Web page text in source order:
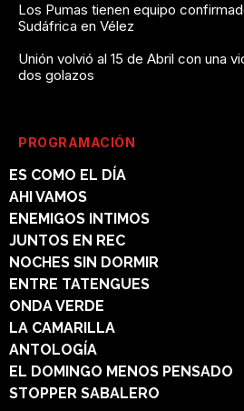
Los Pumas tienen equipo
Sudáfrica en Vélez
Unión volvió al 15 de Abril con una
dos golazos
PROGRAMACIÓN
ES COMO EL DÍA
AHI VAMOS
ENEMIGOS INTIMOS
JUNTOS EN REC
NOCHES SIN DORMIR
ENTRE TATENGUES
ONDA VERDE
LA CAMARILLA
ANTOLOGÍA
EL DOMINGO MENOS PENSADO
STOPPER SABALERO